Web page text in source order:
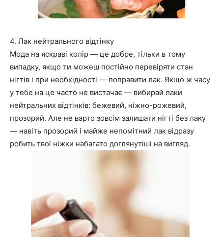
4. Лак нейтрального відтінку
Мода на яскраві колір — це добре, тільки в тому
випадку, якщо ти можеш постійно перевіряти стан
нігтів і при необхідності — поправити лак. Якщо ж часу
у тебе на це часто не вистачає — вибирай лаки
нейтральних відтінків: бежевий, ніжно-рожевий,
прозорий. Але не варто зовсім залишати нігті без лаку
— навіть прозорий і майже непомітний лак відразу
робить твої ніжки набагато доглянутіші на вигляд.